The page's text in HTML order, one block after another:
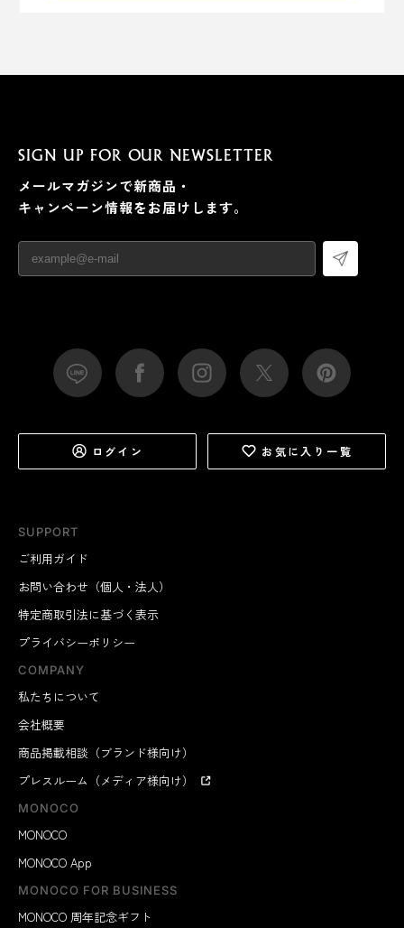
SUPPORT
ご利用ガイド
お問い合わせ（個人・法人）
特定商取引法に基づく表示
プライバシーポリシー
COMPANY
私たちについて
会社概要
商品掲載相談（ブランド様向け）
プレスルーム（メディア様向け）
MONOCO
MONOCO
MONOCO App
MONOCO FOR BUSINESS
MONOCO 周年記念ギフト
SIGN UP FOR OUR NEWSLETTER
メールマガジンで新商品・
キャンペーン情報をお届けします。
ログイン お気に入り一覧